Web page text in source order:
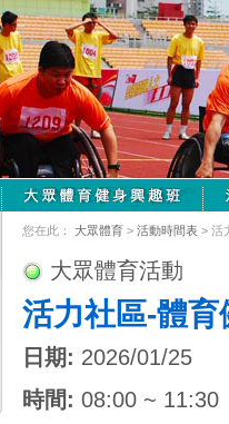
您在此： 大眾體育 > 活動時間表 > 活
大眾體育活動
活力社區-體育
日期: 2026/01/25
時間: 08:00 ~ 11:30